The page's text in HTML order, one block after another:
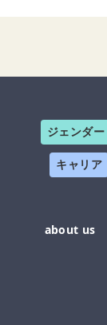
ジェンダー
キャリア
about us